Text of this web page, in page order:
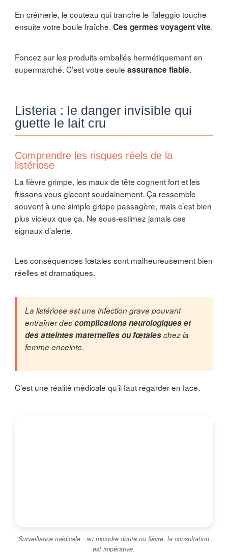
En crémerie, le couteau qui tranche le Taleggio touche
ensuite votre boule fraîche. Ces germes voyagent vite.
Foncez sur les produits emballés hermétiquement en
supermarché. C’est votre seule assurance fiable.
Listeria : le danger invisible qui
guette le lait cru
Comprendre les risques réels de la
listériose
La fièvre grimpe, les maux de tête cognent fort et les
frissons vous glacent soudainement. Ça ressemble
souvent à une simple grippe passagère, mais c’est bien
plus vicieux que ça. Ne sous-estimez jamais ces
signaux d’alerte.
Les conséquences fœtales sont malheureusement bien
réelles et dramatiques.
La listériose est une infection grave pouvant
entraîner descomplications neurologiques et
des atteintes maternelles ou fœtaleschez la
femme enceinte.
C’est une réalité médicale qu’il faut regarder en face.
Surveillance médicale : au moindre doute ou fièvre, la consultation
est impérative.